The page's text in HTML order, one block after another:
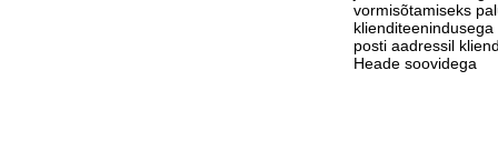
vormisõtamiseks
posti aadressil
Heade soovidega